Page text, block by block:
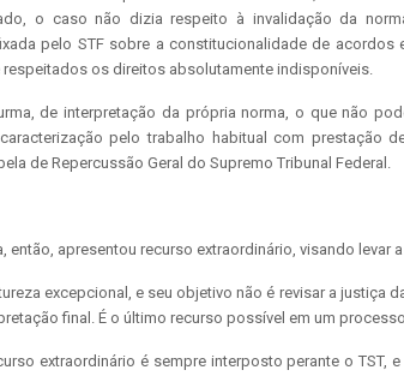
o caso não dizia respeito à invalidação da
pelo STF sobre a constitucionalidade de
os direitos absolutamente indisponíveis.
de interpretação da própria norma, o que não
pelo trabalho habitual com prestação
de Repercussão Geral do Supremo Tribunal Federal.
então, apresentou recurso extraordinário, visando levar
excepcional, e seu objetivo não é revisar a justiça
final. É o último recurso possível em um
extraordinário é sempre interposto perante o TST,